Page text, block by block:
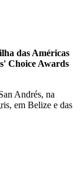
das Américas
Choice Awards
Andrés, na
em Belize e das